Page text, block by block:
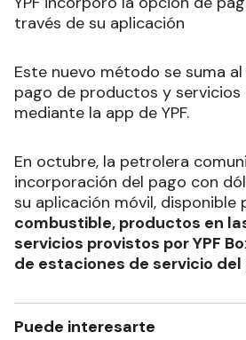
través de su aplicación
Este nuevo método se suma
pago de productos y servicios
mediante la app de YPF.
En octubre, la petrolera
incorporación del pago con
su aplicación móvil, disponible
combustible, productos en
servicios provistos por YPF
de estaciones de servicio del
Puede interesarte